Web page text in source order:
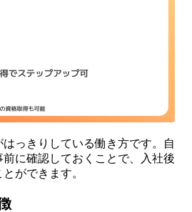
っきりしている働き方です。自
に確認しておくことで、入社後
ができます。